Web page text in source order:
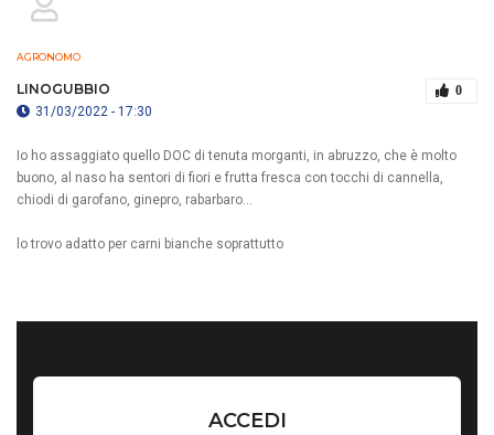
AGRONOMO
LINOGUBBIO 0
31/03/2022 - 17:30
Io ho assaggiato quello DOC di tenuta morganti, in abruzzo, che è molto
buono, al naso ha sentori di fiori e frutta fresca con tocchi di cannella,
chiodi di garofano, ginepro, rabarbaro...
lo trovo adatto per carni bianche soprattutto
ACCEDI